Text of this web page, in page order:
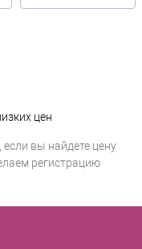
цен
вы найдете цену
регистрацию